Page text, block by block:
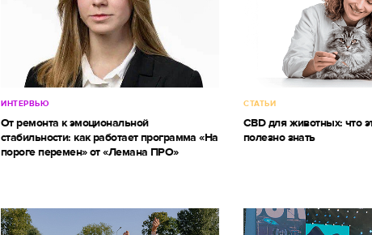
ИНТЕРВЬЮ
От ремонта к эмоциональной
стабильности: как работает программа «На
пороге перемен» от «Лемана ПРО»
СТАТЬИ
CBD для животных: что
полезно знать